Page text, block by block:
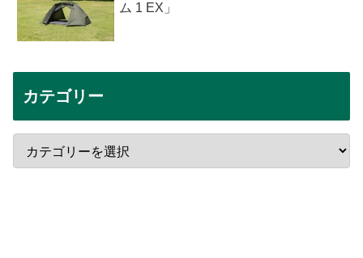
ム 1 EX」
カテゴリー